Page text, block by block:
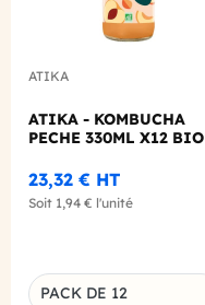
ATIKA
ATIKA - KOMBUCHA
PECHE 330ML X12 BIO
23,32 € HT
Soit 1,94 € l'unité
PACK DE 12